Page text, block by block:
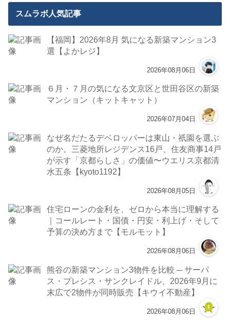
スムラボ人気記事
【福岡】2026年8月 気になる新築マンション3
選【よかレジ】
2026年08月06日
６月・７月の気になる文京区と世田谷区の新築
マンション（キットキャット）
2026年07月04日
なぜ名だたるデベロッパーは東山・祇園を選ぶ
のか。三菱地所レジデンス16戸、住友商事14戸
が示す「京都らしさ」の価値〜ウエリス京都清
水五条【kyoto1192】
2026年08月05日
住宅ローンの金利を、ゼロから本当に理解する
｜コールレート・国債・円安・利上げ・そして
予算の決め方まで【モルモット】
2026年08月06日
熊谷の新築マンション3物件を比較 ─ サーパ
ス・プレシス・サンクレイドル、2026年9月に
末広で2物件が同時販売【キウイ不動産】
2026年08月06日